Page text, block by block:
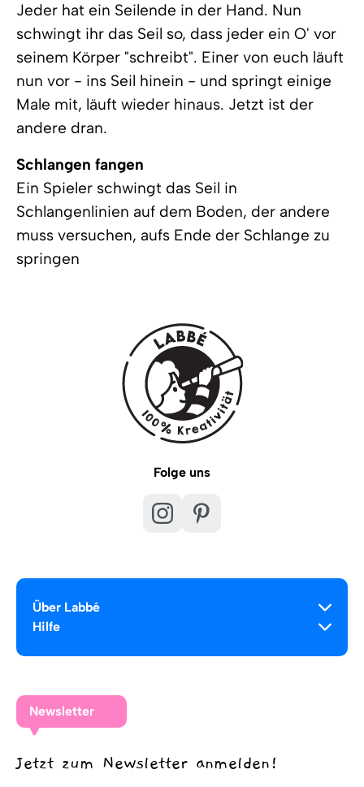
Jeder hat ein Seilende in der Hand. Nun
schwingt ihr das Seil so, dass jeder ein O' vor
seinem Körper "schreibt". Einer von euch läuft
nun vor - ins Seil hinein - und springt einige
Male mit, läuft wieder hinaus. Jetzt ist der
andere dran.
Schlangen fangen
Ein Spieler schwingt das Seil in
Schlangenlinien auf dem Boden, der andere
muss versuchen, aufs Ende der Schlange zu
springen
Folge uns
Über Labbé
Hilfe
Newsletter
Jetzt zum Newsletter anmelden!